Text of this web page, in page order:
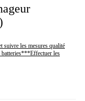
suivre les mesures qualité
batteries***Effectuer les